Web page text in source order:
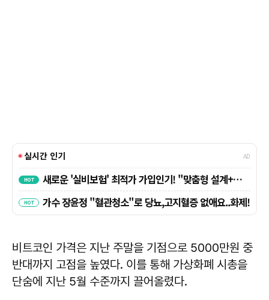
비트코인 가격은 지난 주말을 기점으로 5000만원 중
반대까지 고점을 높였다. 이를 통해 가상화폐 시총을
단숨에 지난 5월 수준까지 끌어올렸다.